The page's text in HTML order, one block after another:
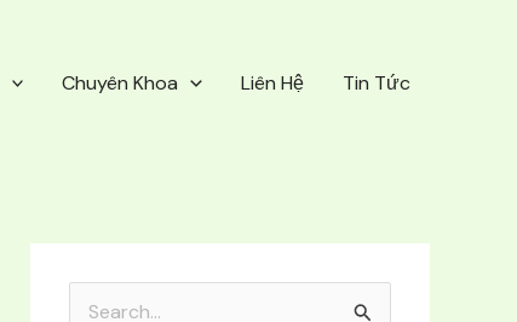
Chuyên Khoa Liên Hệ Tin Tức